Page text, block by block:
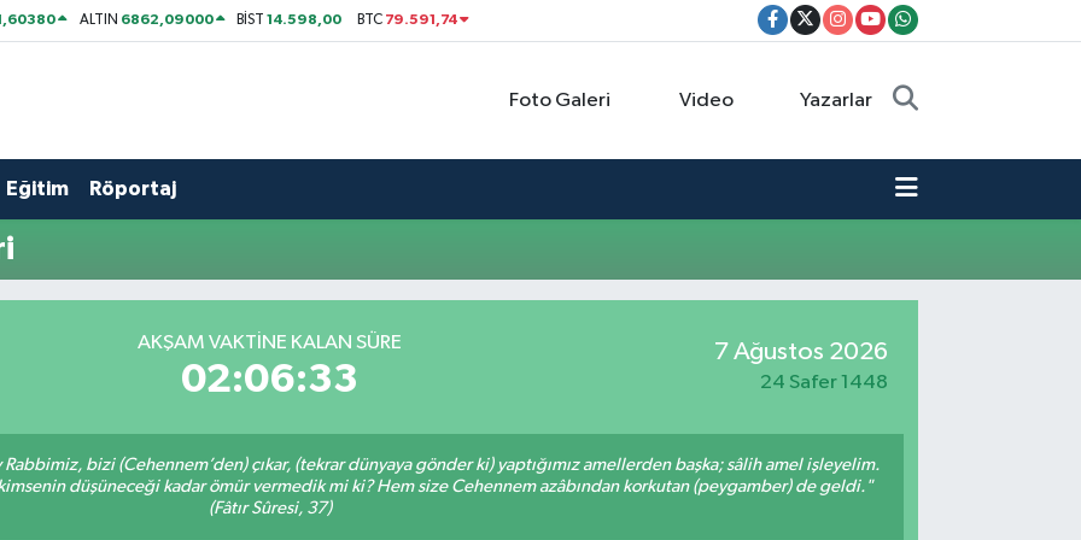
ALTIN 6862,09000 BİST14.598,00 BTC 79.591,74
Foto Galeri Video Yazarlar
Eğitim Röportaj
AKŞAM VAKTİNE KALAN SÜRE
02:06:33
7 Ağustos 2026
24 Safer 1448
bizi (Cehennem’den) çıkar, (tekrar dünyaya gönder ki) yaptığımız amellerden başka; sâlih amel işleyelim.
düşüneceği kadar ömür vermedik mi ki? Hem size Cehennem azâbından korkutan (peygamber) de geldi."
(Fâtır Sûresi, 37)